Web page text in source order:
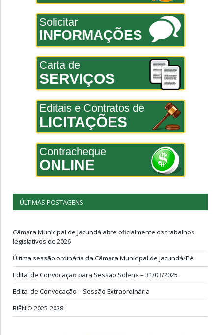
Solicitar
INFORMAÇÕES
Carta de
SERVIÇOS
Editais e Contratos de
LICITAÇÕES
Contracheque
ONLINE
ÚLTIMAS POSTAGENS
Câmara Municipal de Jacundá abre oficialmente os trabalhos
legislativos de 2026
Última sessão ordinária da Câmara Municipal de Jacundá/PA
Edital de Convocação para Sessão Solene – 31/03/2025
Edital de Convocação – Sessão Extraordinária
BIÊNIO 2025-2028